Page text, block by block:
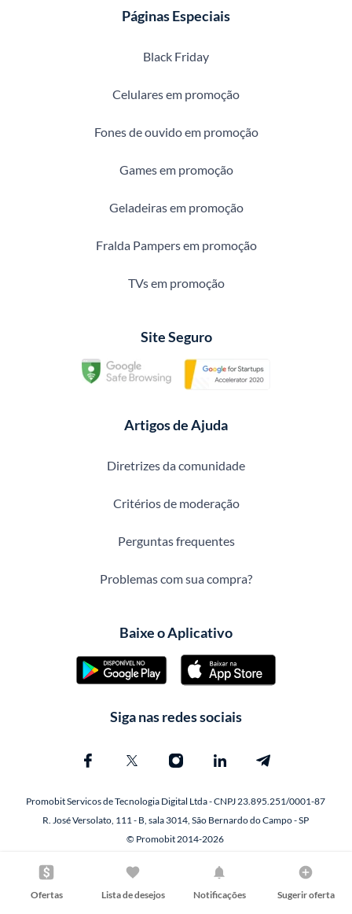
Ofertas Lista de desejos Notificações Sugerir oferta
Páginas Especiais
Black Friday
Celulares em promoção
Fones de ouvido em promoção
Games em promoção
Geladeiras em promoção
Fralda Pampers em promoção
TVs em promoção
Site Seguro
Artigos de Ajuda
Diretrizes da comunidade
Critérios de moderação
Perguntas frequentes
Problemas com sua compra?
Baixe o Aplicativo
Siga nas redes sociais
Promobit Servicos de Tecnologia Digital Ltda - CNPJ 23.895.251/0001-87
R. José Versolato, 111 - B, sala 3014, São Bernardo do Campo - SP
© Promobit 2014-2026